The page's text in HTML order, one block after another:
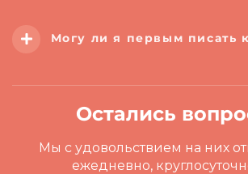
Могу ли я первым писать
Остались
Мы с удовольствием на них
ежедневно,